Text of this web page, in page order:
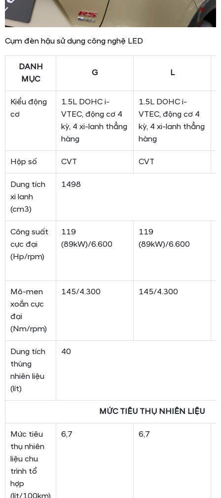
Cụm đèn hậu sử dụng công nghệ LED
DANH
MỤC
G L
Kiểu động
cơ
1.5L DOHC i-
VTEC, động cơ 4
kỳ, 4 xi-lanh thẳng
hàng
1.5L DOHC i-
VTEC, động cơ 4
kỳ, 4 xi-lanh thẳng
hàng
Hộp số CVT CVT
Dung tích
xi lanh
(cm3)
1498
Công suất
cực đại
(Hp/rpm)
119
(89kW)/6.600
119
(89kW)/6.600
Mô-men
xoắn cực
đại
(Nm/rpm)
145/4.300 145/4.300
Dung tích
thùng
nhiên liệu
(lít)
40
MỨC TIÊU THỤ NHIÊN LIỆU
Mức tiêu
thụ nhiên
liệu chu
trình tổ
hợp
(lít/100km)
6,7 6,7